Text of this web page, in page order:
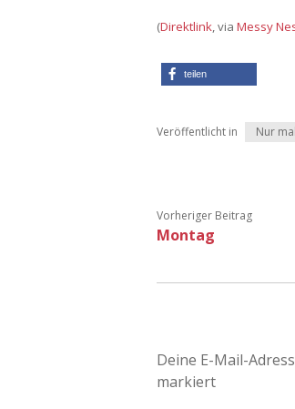
(Direktlink , via Messy
teilen
Veröffentlicht in Nur
Vorheriger Beitrag
Montag
Deine E-Mail-
markiert